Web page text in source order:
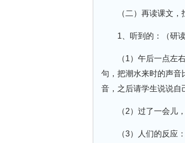
（二）再读课文
1、听到的：（研
（1）午后一点左
句，把潮水来时的声音
音，之后请学生说说自
（2）过了一会儿
（3）人们的反应